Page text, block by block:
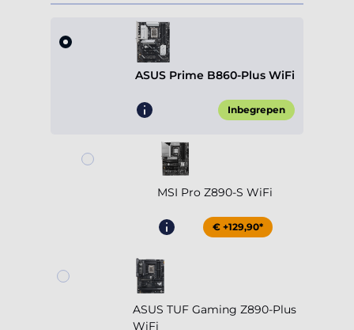
ASUS Prime B860-Plus WiFi
Inbegrepen
MSI Pro Z890-S WiFi
€ +129,90*
ASUS TUF Gaming Z890-Plus
WiFi